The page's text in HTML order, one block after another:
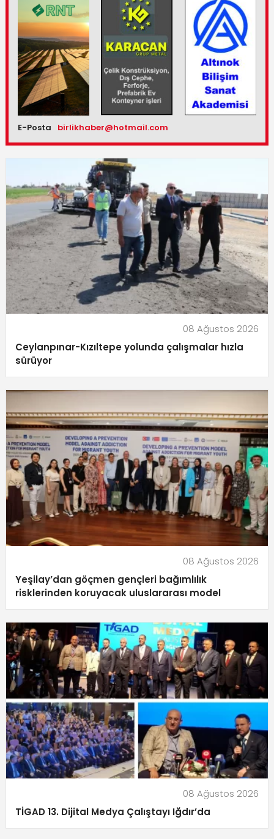
E-Posta birlikhaber@hotmail.com
08 Ağustos 2026
Ceylanpınar-Kızıltepe yolunda çalışmalar hızla
sürüyor
08 Ağustos 2026
Yeşilay’dan göçmen gençleri bağımlılık
risklerinden koruyacak uluslararası model
08 Ağustos 2026
TİGAD 13. Dijital Medya Çalıştayı Iğdır’da